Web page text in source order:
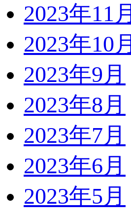
2023年11月
2023年10月
2023年9月
2023年8月
2023年7月
2023年6月
2023年5月